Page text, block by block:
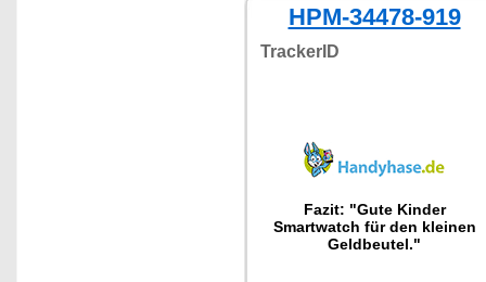
HPM-34478-919
TrackerID
Fazit: "Gute Kinder
Smartwatch für den kleinen
Geldbeutel."